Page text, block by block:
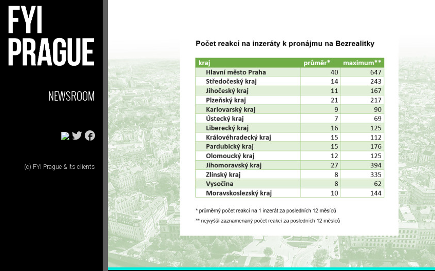
NEWSROOM
(c) FYI Prague & its clients